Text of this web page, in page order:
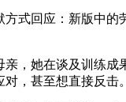
式回应：新版中
，她在谈及训练
，甚至想直接反击